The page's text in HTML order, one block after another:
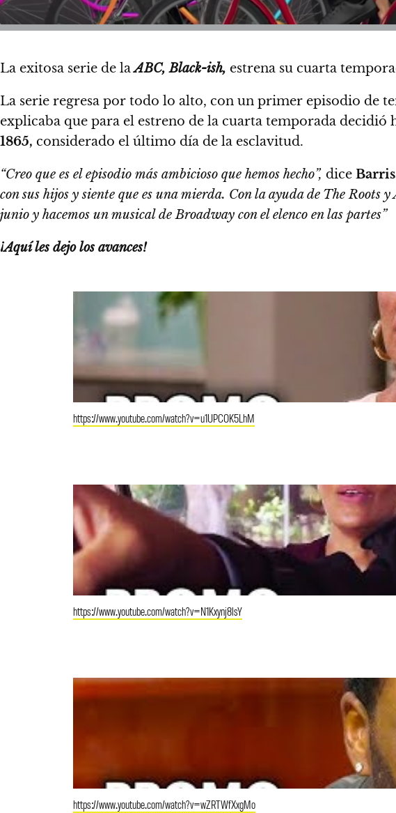
La exitosa serie de laABC, Black-ish, estrena su cuarta
La serie regresa por todo lo alto, con un primer episodio de
explicaba que para el estreno de la cuarta temporada decidió
1865, considerado el último día de la esclavitud.
“Creo que es el episodio más ambicioso que hemos hecho”, dice
con sus hijos y siente que es una mierda. Con la ayuda de The
junio y hacemos un musical de Broadway con el elenco en las partes”
¡Aquí les dejo los avances!
https://www.youtube.com/watch?v=u1UPCOK5LhM
https://www.youtube.com/watch?v=N1Kxynj8lsY
https://www.youtube.com/watch?v=wZRTWfXxgMo